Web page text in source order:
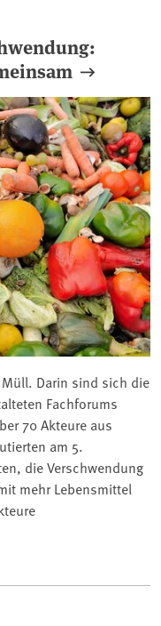
Darin sind sich die
Fachforums
70 Akteure aus
am 5.
die Verschwendung
mehr Lebensmittel